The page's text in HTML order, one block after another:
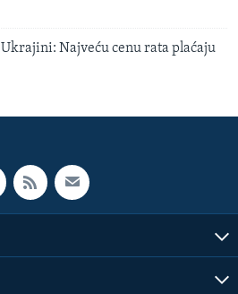
Najveću cenu rata plaćaju